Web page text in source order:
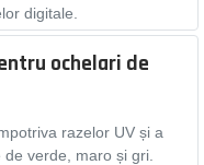
digitale.
ochelari de
razelor UV și a
verde, maro și gri.